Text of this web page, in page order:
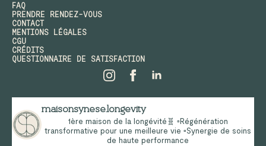
FAQ
PRENDRE RENDEZ-VOUS
CONTACT
MENTIONS LÉGALES
CGU
CRÉDITS
QUESTIONNAIRE DE SATISFACTION
maisonsynese.longevity
1ère maison de la longévité🧬 ▫️Régénération
transformative pour une meilleure vie ▫️Synergie de soins
de haute performance